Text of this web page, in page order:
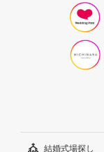
結婚式場探し